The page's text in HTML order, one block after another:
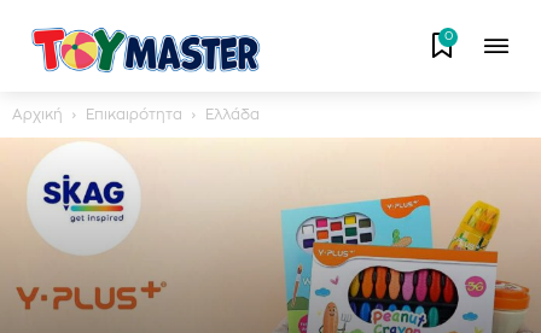
0
Αρχική Επικαιρότητα Ελλάδα